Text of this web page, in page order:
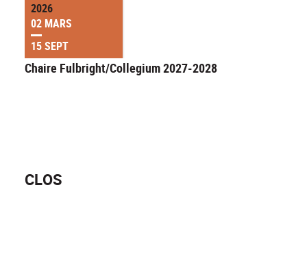
2026
02 MARS
15 SEPT
Chaire Fulbright/Collegium 2027-2028
CLOS